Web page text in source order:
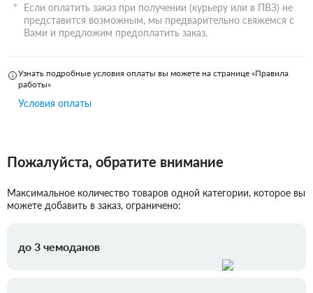
Если оплатить заказ при получении (курьеру или в ПВЗ) не
представится возможным, мы предварительно свяжемся с
Вами и предложим предоплатить заказ.
Узнать подробные условия оплаты вы можете на странице «Правила
работы»
Условия оплаты
Пожалуйста, обратите внимание
Максимальное количество товаров одной категории, которое вы
можете добавить в заказ, ограничено:
до 3 чемоданов